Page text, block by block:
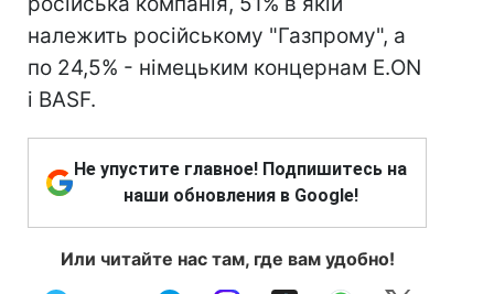
належить російському "Газпрому", а
по 24,5% - німецьким концернам E.ON
і BASF.
Не упустите главное! Подпишитесь на
наши обновления в Google!
Или читайте нас там, где вам удобно!